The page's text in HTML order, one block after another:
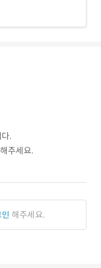
.
주세요.
해주세요.